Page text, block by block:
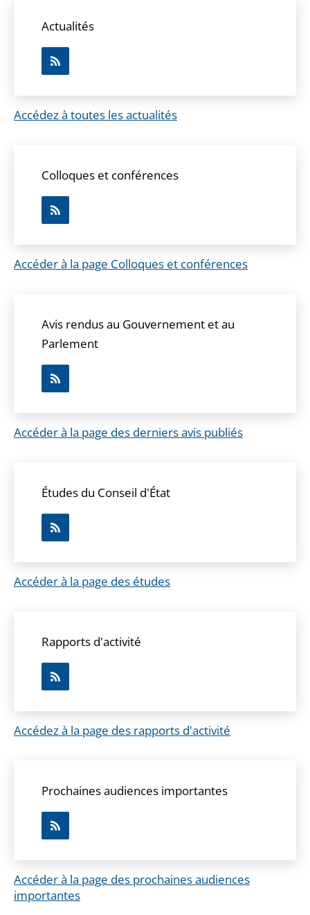
Actualités
Accédez à toutes les actualités
Colloques et conférences
Accéder à la page Colloques et conférences
Avis rendus au Gouvernement et au
Parlement
Accéder à la page des derniers avis publiés
Études du Conseil d'État
Accéder à la page des études
Rapports d'activité
Accédez à la page des rapports d'activité
Prochaines audiences importantes
Accéder à la page des prochaines audiences
importantes